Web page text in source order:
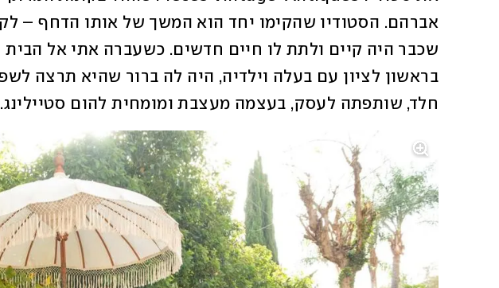
חלד, שותפתה לעסק, בעצמה מעצבת ומומחית להום סטיילינג.